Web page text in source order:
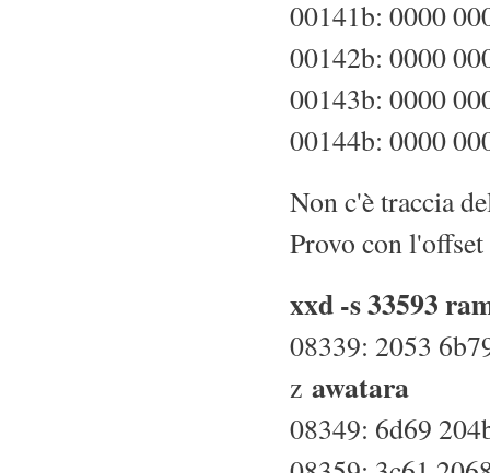
00141b: 0000
00142b: 0000
00143b: 0000
00144b: 0000
Non c'è traccia
Provo con
xxd -s 33593
08339: 2053
z awatara
08349: 6d69